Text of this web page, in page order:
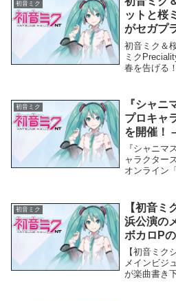
初音ミク
ットと桜
がセガプ
電撃ホビ
初音ミク＆
ミク
春を告げる
ガプライズ
初音ミク
『シャニ
プロキャ
を開催！
『シャニマ
ャラクター
オンライン
ン 『シャ
キ...
初音ミク
【初音ミ
浜公演の
ボカロP
| Daily
【初音ミク
メインビジ
が楽曲書き